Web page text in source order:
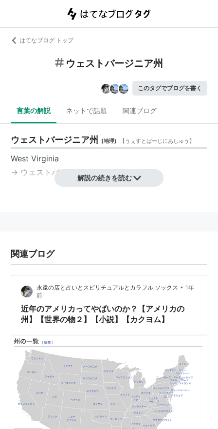
はてなブログ トップ
ウェストバージニア州
このタグでブログを書く
言葉の解説 ネットで話題 関連ブログ
ウェストバージニア州 (地理) 【 うぇすとばーじにあしゅう 】
West Virginia
→ ウェストバージニア
解説の続きを読む
関連ブログ
永遠の店と占いとスピリチュアルとカラフル ソックス • 1年
前
近年のアメリカってやばいのか？【アメリカの
州】【世界の物２】【小説】【カクヨム】